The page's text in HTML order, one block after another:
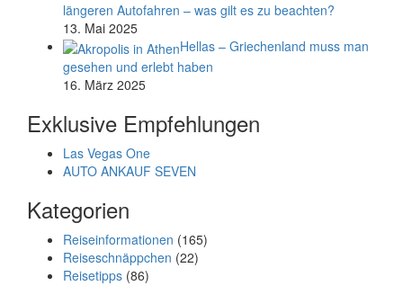
längeren Autofahren – was gilt es zu beachten?
13. Mai 2025
Hellas – Griechenland muss man
gesehen und erlebt haben
16. März 2025
Exklusive Empfehlungen
Las Vegas One
AUTO ANKAUF SEVEN
Kategorien
Reiseinformationen (165)
Reiseschnäppchen (22)
Reisetipps (86)